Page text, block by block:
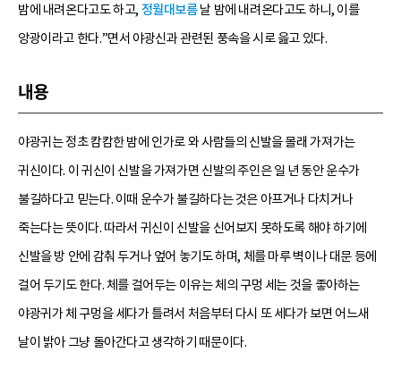
밤에 내려온다고도 하고, 정월대보름날 밤에 내려온다고도 하니, 이를
앙광이라고 한다.”면서 야광신과 관련된 풍속을 시로 읊고 있다.
내용
야광귀는 정초 캄캄한 밤에 인가로 와 사람들의 신발을 몰래 가져가는
귀신이다. 이 귀신이 신발을 가져가면 신발의 주인은 일 년 동안 운수가
불길하다고 믿는다. 이때 운수가 불길하다는 것은 아프거나 다치거나
죽는다는 뜻이다. 따라서 귀신이 신발을 신어보지 못하도록 해야 하기에
신발을 방 안에 감춰 두거나 엎어 놓기도 하며, 체를 마루 벽이나 대문 등에
걸어 두기도 한다. 체를 걸어두는 이유는 체의 구멍 세는 것을 좋아하는
야광귀가 체 구멍을 세다가 틀려서 처음부터 다시 또 세다가 보면 어느새
날이 밝아 그냥 돌아간다고 생각하기 때문이다.